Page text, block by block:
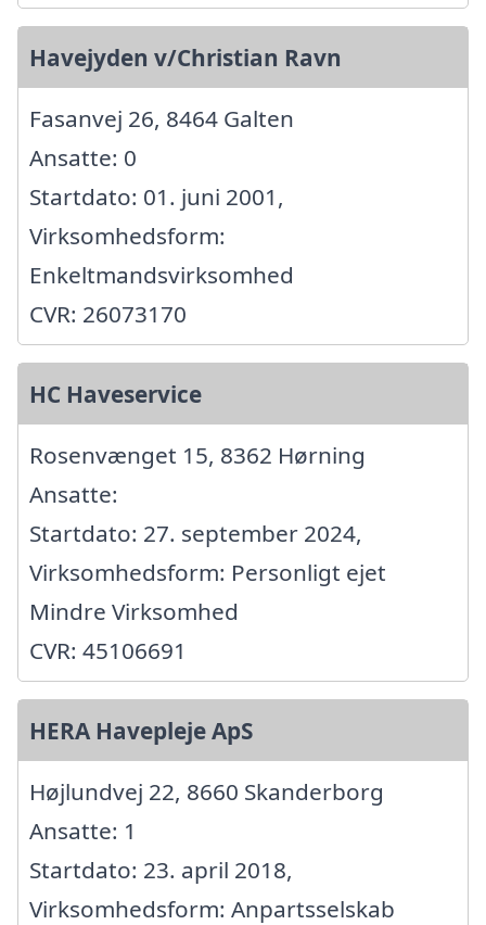
Havejyden v/Christian Ravn
Fasanvej 26, 8464 Galten
Ansatte: 0
Startdato: 01. juni 2001,
Virksomhedsform:
Enkeltmandsvirksomhed
CVR: 26073170
HC Haveservice
Rosenvænget 15, 8362 Hørning
Ansatte:
Startdato: 27. september 2024,
Virksomhedsform: Personligt ejet
Mindre Virksomhed
CVR: 45106691
HERA Havepleje ApS
Højlundvej 22, 8660 Skanderborg
Ansatte: 1
Startdato: 23. april 2018,
Virksomhedsform: Anpartsselskab